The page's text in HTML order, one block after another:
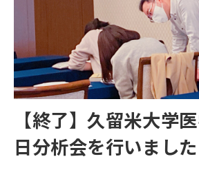
医学部解答速報2026
【終了】久留米大学
日分析会を行いました